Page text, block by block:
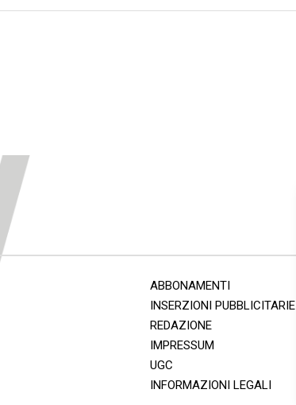
ABBONAMENTI
INSERZIONI PUBBLICITARIE
REDAZIONE
IMPRESSUM
UGC
INFORMAZIONI LEGALI